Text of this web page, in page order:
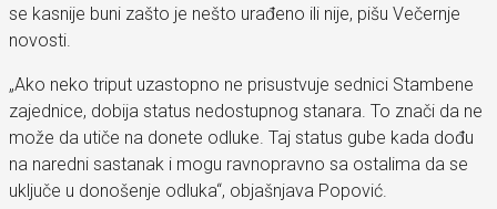
se kasnije buni zašto je nešto urađeno ili nije, pišu Večernje
novosti.
„Ako neko triput uzastopno ne prisustvuje sednici Stambene
zajednice, dobija status nedostupnog stanara. To znači da ne
može da utiče na donete odluke. Taj status gube kada dođu
na naredni sastanak i mogu ravnopravno sa ostalima da se
uključe u donošenje odluka“, objašnjava Popović.